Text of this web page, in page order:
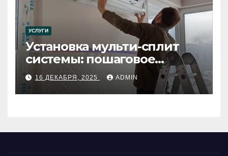
УСЛУГИ
Установка мульти-сплит
системы: пошаговое
руководство
16 ДЕКАБРЯ, 2025 ADMIN